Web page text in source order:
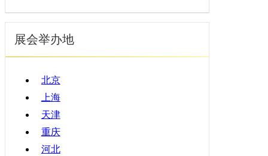
江西
山东
河南
湖北
湖南
广东
广西
海南
暖通空调
汽车制造
橡塑机械
烟草机械
医疗设备
印刷机械
6月
7月
8月
9月
10月
11月
12月
展会举办地
北京
上海
天津
重庆
河北